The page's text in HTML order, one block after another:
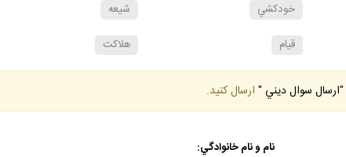
خودكشي شيعه
قيام هلاكت
"ارسال سوال ديني " ارسال كنيد.
نام و نام خانوادگي: